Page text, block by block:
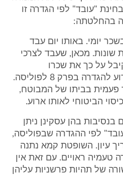
"עובד" לפי הגדרה זו
בהחלטתה:
יומי. באותו יום עבד
שונות. מכאן, שעבד לצרכי
על כך את שכרו
מהמבוטח. בכך נכנס הארוע להגדרה בפרק 8 לפוליסה.
פעמית בביתו של המבוטח,
הביטוחי לאותו ארוע.
בנסיבות בהן עסקינן ניתן
לפי ההגדרה שבפוליסה,
עיון. השופטת קמא נתנה
טעמיה ראויים. עם זאת אין
של תהיות פרשניות עליהן